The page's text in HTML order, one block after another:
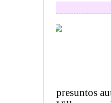
presuntos